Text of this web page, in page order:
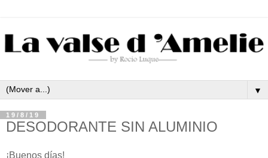
▼
19/8/19
DESODORANTE SIN ALUMINIO
¡Buenos días!